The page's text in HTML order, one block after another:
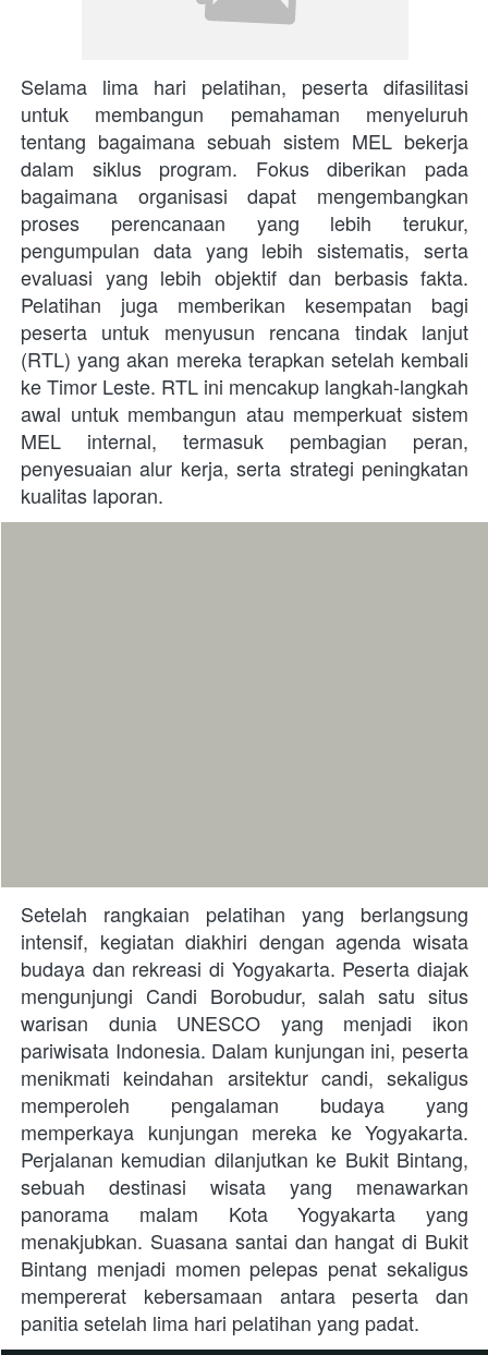
Selama lima hari pelatihan, peserta difasilitasi
untuk membangun pemahaman menyeluruh
tentang bagaimana sebuah sistem MEL bekerja
dalam siklus program. Fokus diberikan pada
bagaimana organisasi dapat mengembangkan
proses perencanaan yang lebih terukur,
pengumpulan data yang lebih sistematis, serta
evaluasi yang lebih objektif dan berbasis fakta.
Pelatihan juga memberikan kesempatan bagi
peserta untuk menyusun rencana tindak lanjut
(RTL) yang akan mereka terapkan setelah kembali
ke Timor Leste. RTL ini mencakup langkah-langkah
awal untuk membangun atau memperkuat sistem
MEL internal, termasuk pembagian peran,
penyesuaian alur kerja, serta strategi peningkatan
kualitas laporan.
Setelah rangkaian pelatihan yang berlangsung
intensif, kegiatan diakhiri dengan agenda wisata
budaya dan rekreasi di Yogyakarta. Peserta diajak
mengunjungi Candi Borobudur, salah satu situs
warisan dunia UNESCO yang menjadi ikon
pariwisata Indonesia. Dalam kunjungan ini, peserta
menikmati keindahan arsitektur candi, sekaligus
memperoleh pengalaman budaya yang
memperkaya kunjungan mereka ke Yogyakarta.
Perjalanan kemudian dilanjutkan ke Bukit Bintang,
sebuah destinasi wisata yang menawarkan
panorama malam Kota Yogyakarta yang
menakjubkan. Suasana santai dan hangat di Bukit
Bintang menjadi momen pelepas penat sekaligus
mempererat kebersamaan antara peserta dan
panitia setelah lima hari pelatihan yang padat.